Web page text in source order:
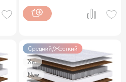
Средний/Жесткий
Хит
New